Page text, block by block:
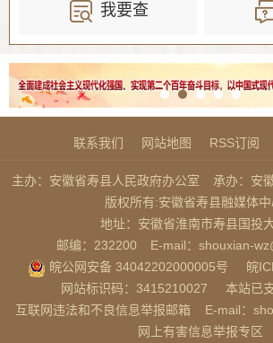
我要查
联系我们 网站地图 RSS订阅
主办：安徽省寿县人民政府办公室
承办：安
版权所有:安徽省寿县融媒体
地址：安徽省淮南市寿县国投
邮编：232200
E-mail：shouxian-
皖公网安备 34042202000005号
皖
网站标识码：3415210027
本站已
互联网违法和不良信息举报邮箱
E-mail：
网上有害信息举报专区